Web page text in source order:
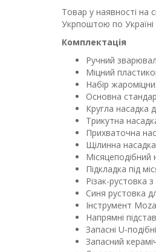
Товар у наявності на
Укрпоштою по Україні
Комплектація
Ручний
Міцний
Набір
Основна
Кругла насадка
Трикутна
Прихваточна
Щілинна
Підкладка під
Різак-рустовка
Синя рустовка
Інструмент
Напрямні
Запасні U-
Запасний